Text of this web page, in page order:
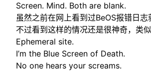
Screen. Mind. Both are blank.
虽然之前在网上看到过BeOS报错日志
不过看到这样的情况还是很神奇，类似
Ephemeral site.
I’m the Blue Screen of Death.
No one hears your screams.